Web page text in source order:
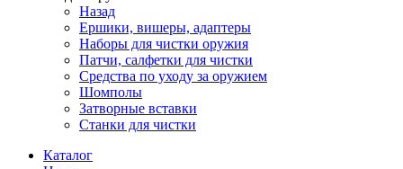
Назад
Ершики, вишеры, адаптеры
Наборы для чистки оружия
Патчи, салфетки для чистки
Средства по уходу за оружием
Шомполы
Затворные вставки
Станки для чистки
Каталог